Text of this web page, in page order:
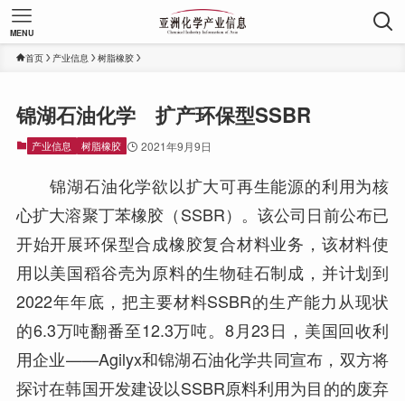
MENU
首页 产业信息 树脂橡胶
锦湖石油化学 扩产环保型SSBR
产业信息 树脂橡胶 2021年9月9日
锦湖石油化学欲以扩大可再生能源的利用为核
心扩大溶聚丁苯橡胶（SSBR）。该公司日前公布已
开始开展环保型合成橡胶复合材料业务，该材料使
用以美国稻谷壳为原料的生物硅石制成，并计划到
2022年年底，把主要材料SSBR的生产能力从现状
的6.3万吨翻番至12.3万吨。8月23日，美国回收利
用企业——Agilyx和锦湖石油化学共同宣布，双方将
探讨在韩国开发建设以SSBR原料利用为目的的废弃